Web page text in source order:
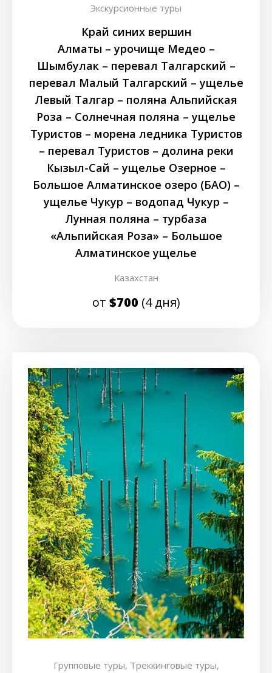
Экскурсионные туры
Край синих вершин
Алматы – урочище Медео –
Шымбулак – перевал Талгарский –
перевал Малый Талгарский – ущелье
Левый Талгар – поляна Альпийская
Роза – Солнечная поляна – ущелье
Туристов – морена ледника Туристов
– перевал Туристов – долина реки
Кызыл-Сай – ущелье Озерное –
Большое Алматинское озеро (БАО) –
ущелье Чукур – водопад Чукур –
Лунная поляна – турбаза
«Альпийская Роза» – Большое
Алматинское ущелье
Казахстан
от $700 (4 дня)
Групповые туры, Треккинговые туры,